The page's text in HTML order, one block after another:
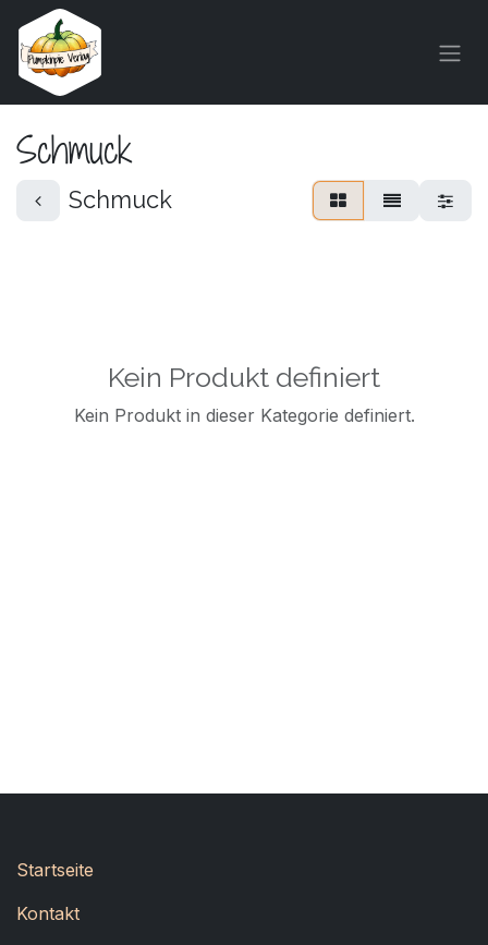
Zum Inhalt springen
Schmuck
Schmuck
Kein Produkt definiert
Kein Produkt in dieser Kategorie definiert.
Startseite
Kontakt